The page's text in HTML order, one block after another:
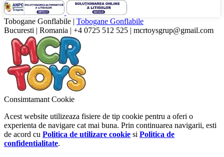
Tobogane Gonflabile | Tobogane Gonflabile
Bucuresti | Romania | +4 0725 512 525 | mcrtoysgrup@gmail.com
Consimtamant Cookie
Acest website utilizeaza fisiere de tip cookie pentru a oferi o
experienta de navigare cat mai buna. Prin continuarea navigarii, esti
de acord cu Politica de utilizare cookie si Politica de
confidentialitate.